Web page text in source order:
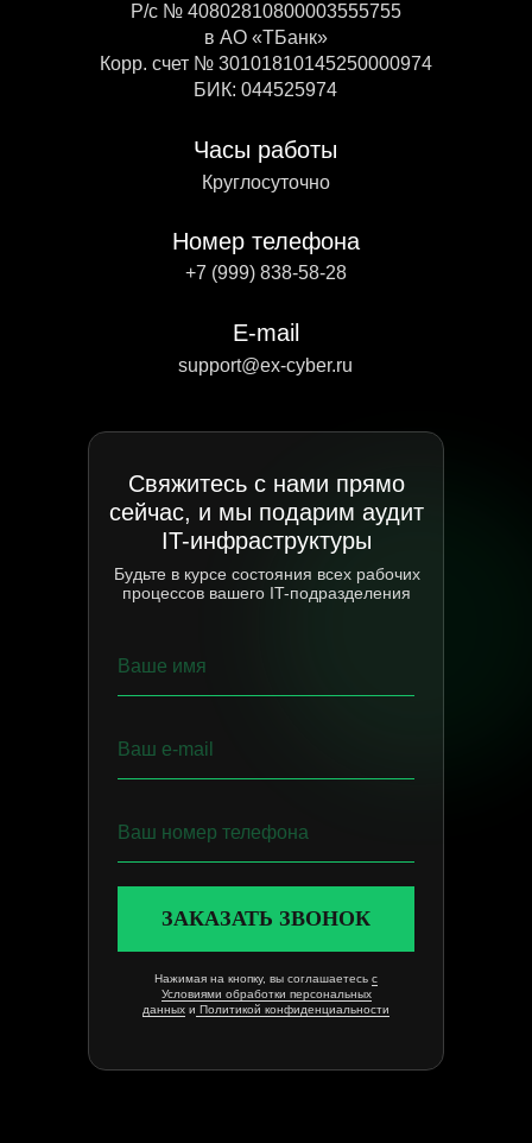
Свяжитесь с нами прямо
сейчас, и мы подарим аудит
IT-инфраструктуры
Будьте в курсе состояния всех рабочих
процессов вашего IT-подразделения
ЗАКАЗАТЬ ЗВОНОК
Нажимая на кнопку, вы соглашаетесь с
Условиями обработки персональных
данных и Политикой конфиденциальности
Часы работы
Круглосуточно
Номер телефона
+7 (999) 838-58-28
E-mail
support@ex-cyber.ru
Р/с № 40802810800003555755
в АО «ТБанк»
Корр. счет № 30101810145250000974
БИК: 044525974